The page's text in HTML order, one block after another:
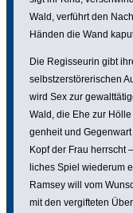
Wald, verführt den
Händen die Wand
Die Regis­seurin gibt
selbst­zer­stö­re­ri­schen
wird Sex zur
Wald, die Ehe zur
gen­heit und
Kopf der Frau herrscht
li­ches Spiel wiederum
Ramsey will vom
mit den vergif­teten